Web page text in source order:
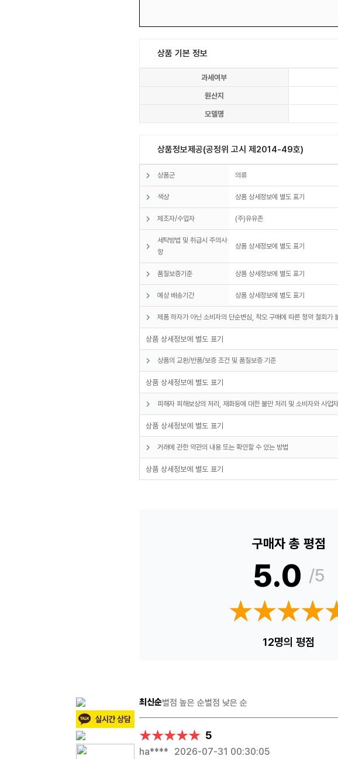
상품 기본 정보
과세여부
원산지
모델명
상품정보제공(공정위 고시 제2014-49호)
상품군 의류
색상 상품 상세정보에 별도 표기
제조자/수입자 (주)유유존
세탁방법 및 취급시 주의사
항
상품 상세정보에 별도 표기
품질보증기준 상품 상세정보에 별도 표기
예상 배송기간 상품 상세정보에 별도 표기
제품 하자가 아닌 소비자의 단순변심, 착오 구매에 따른 청약 철회가
상품 상세정보에 별도 표기
상품의 교환/반품/보증 조건 및 품질보증 기준
상품 상세정보에 별도 표기
피해자 피해보상의 처리, 재화등에 대한 불만 처리 및 소비자와 사업
상품 상세정보에 별도 표기
거래에 관한 약관의 내용 또는 확인할 수 있는 방법
상품 상세정보에 별도 표기
구매자 총 평점
5.0 /5
12명의 평점
최신순별점 높은 순별점 낮은 순
★★★★★
★★★★★ 5
ha**** 2026-07-31 00:30:05